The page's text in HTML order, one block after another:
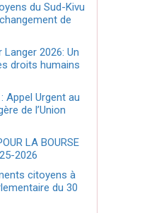
du Sud-Kivu
de
2026: Un
droits humains
Appel Urgent au
de l’Union
LA BOURSE
2026
citoyens à
du 30